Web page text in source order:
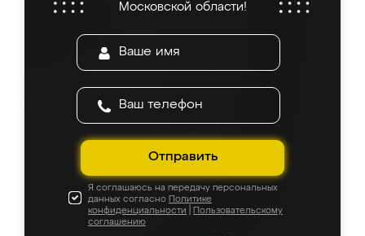
Московской области!
Отправить
Я соглашаюсь на передачу персональных
данных согласно Политике
конфиденциальности
Пользовательскому
соглашению